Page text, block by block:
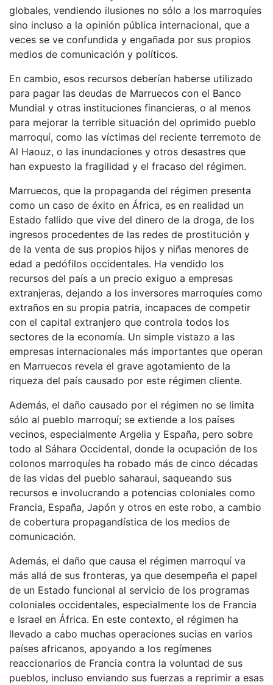
globales, vendiendo ilusiones no sólo a los marroquíes
sino incluso a la opinión pública internacional, que a
veces se ve confundida y engañada por sus propios
medios de comunicación y políticos.
En cambio, esos recursos deberían haberse utilizado
para pagar las deudas de Marruecos con el Banco
Mundial y otras instituciones financieras, o al menos
para mejorar la terrible situación del oprimido pueblo
marroquí, como las víctimas del reciente terremoto de
Al Haouz, o las inundaciones y otros desastres que
han expuesto la fragilidad y el fracaso del régimen.
Marruecos, que la propaganda del régimen presenta
como un caso de éxito en África, es en realidad un
Estado fallido que vive del dinero de la droga, de los
ingresos procedentes de las redes de prostitución y
de la venta de sus propios hijos y niñas menores de
edad a pedófilos occidentales. Ha vendido los
recursos del país a un precio exiguo a empresas
extranjeras, dejando a los inversores marroquíes como
extraños en su propia patria, incapaces de competir
con el capital extranjero que controla todos los
sectores de la economía. Un simple vistazo a las
empresas internacionales más importantes que operan
en Marruecos revela el grave agotamiento de la
riqueza del país causado por este régimen cliente.
Además, el daño causado por el régimen no se limita
sólo al pueblo marroquí; se extiende a los países
vecinos, especialmente Argelia y España, pero sobre
todo al Sáhara Occidental, donde la ocupación de los
colonos marroquíes ha robado más de cinco décadas
de las vidas del pueblo saharaui, saqueando sus
recursos e involucrando a potencias coloniales como
Francia, España, Japón y otros en este robo, a cambio
de cobertura propagandística de los medios de
comunicación.
Además, el daño que causa el régimen marroquí va
más allá de sus fronteras, ya que desempeña el papel
de un Estado funcional al servicio de los programas
coloniales occidentales, especialmente los de Francia
e Israel en África. En este contexto, el régimen ha
llevado a cabo muchas operaciones sucias en varios
países africanos, apoyando a los regímenes
reaccionarios de Francia contra la voluntad de sus
pueblos, incluso enviando sus fuerzas a reprimir a esas